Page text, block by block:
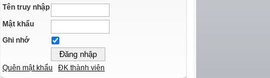
Tên truy nhập
Mật khẩu
Ghi nhớ
Quên mật khẩu ĐK thành viên